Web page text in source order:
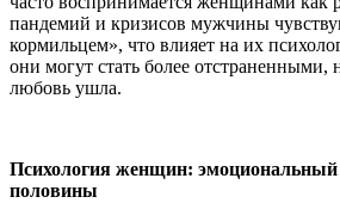
пандемий и кризисов мужчины
кормильцем», что влияет на их
они могут стать более отстраненными,
любовь ушла.
Психология женщин: эмоциональный
половины